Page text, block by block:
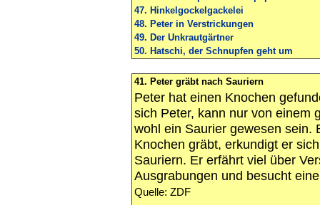
47. Hinkelgockelgackelei
48. Peter in Verstrickungen
49. Der Unkrautgärtner
50. Hatschi, der Schnupfen geht um
41. Peter gräbt nach Sauriern
Peter hat einen Knochen
sich Peter, kann nur von einem
wohl ein Saurier gewesen sein.
Knochen gräbt, erkundigt er
Sauriern. Er erfährt viel über
Ausgrabungen und besucht
Quelle: ZDF